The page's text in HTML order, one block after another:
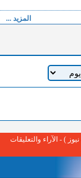
المزيد ...
) - الآراء والتعليقات